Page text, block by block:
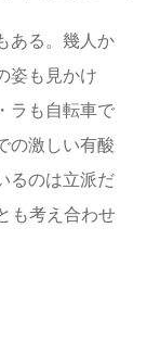
ある。幾人か
姿も見かけ
ラも自転車で
の激しい有酸
るのは立派だ
も考え合わせ